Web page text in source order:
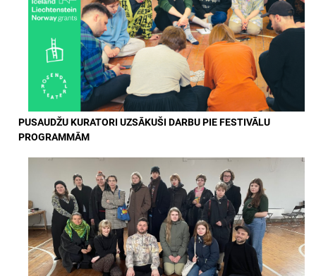
PUSAUDŽU KURATORI UZSĀKUŠI DARBU PIE FESTIVĀLU
PROGRAMMĀM